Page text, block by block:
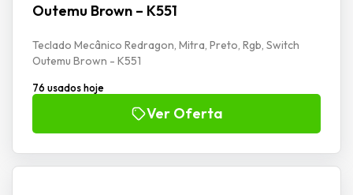
Outemu Brown – K551
Teclado Mecânico Redragon, Mitra, Preto, Rgb, Switch
Outemu Brown - K551
76 usados hoje
Ver Oferta